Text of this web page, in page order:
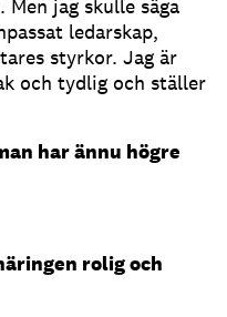
jag skulle säga
ledarskap,
styrkor. Jag är
och tydlig och ställer
har ännu högre
rolig och